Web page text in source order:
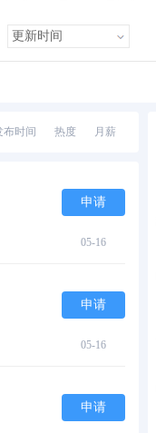
布时间 热度 月薪
申请
05-16
申请
05-16
申请